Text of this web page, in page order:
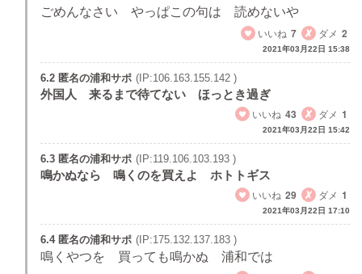
ごめんなさい やっぱこの句は 読めないや
いいね 7 ダメ 2
2021年03月22日 15:38
6.2 匿名の浦和サポ (IP:106.163.155.142 )
外国人 来るまで待てない ほっとき過ぎ
いいね 43 ダメ 1
2021年03月22日 15:42
6.3 匿名の浦和サポ (IP:119.106.103.193 )
鳴かぬなら 鳴くのを買えよ ホトトギス
いいね 29 ダメ 1
2021年03月22日 17:10
6.4 匿名の浦和サポ (IP:175.132.137.183 )
鳴くやつを 買っても鳴かぬ 浦和では